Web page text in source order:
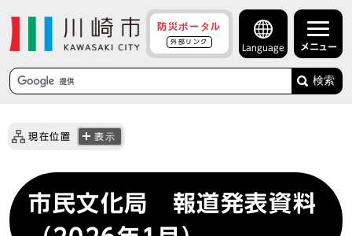
防災ポータル
外部リンク
Language メニュー
検索
現在位置 表示
市民文化局 報道発表資料